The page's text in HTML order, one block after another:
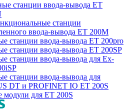
станции ввода-вывода ET
станции
ввода-вывода ET 200M
станции ввода-вывода ET 200pro
станции ввода-вывода ET 200SP
станции ввода-вывода для Ex-
станции ввода-вывода для
DT и PROFINET IO ET 200S
модули для ET 200S